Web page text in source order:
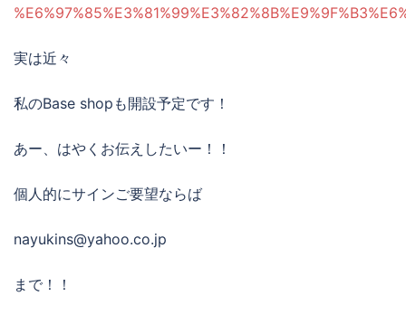
実は近々
私のBase shopも開設予定です！
あー、はやくお伝えしたいー！！
個人的にサインご要望ならば
nayukins@yahoo.co.jp
まで！！